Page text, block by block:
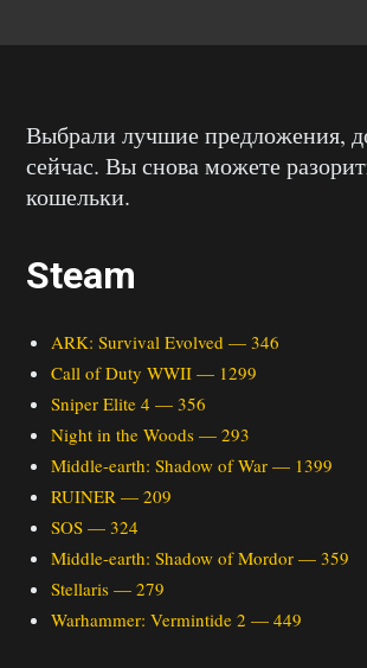
Выбрали лучшие предложения,
сейчас. Вы снова можете
кошельки.
Steam
ARK: Survival Evolved — 346
Call of Duty WWII — 1299
Sniper Elite 4 — 356
Night in the Woods — 293
Middle-earth: Shadow of War — 1399
RUINER — 209
SOS — 324
Middle-earth: Shadow of Mordor — 359
Stellaris — 279
Warhammer: Vermintide 2 — 449